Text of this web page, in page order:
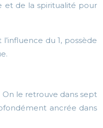
et de la spiritualité pour
du 1, possède
On le retrouve dans sept
ancrée dans